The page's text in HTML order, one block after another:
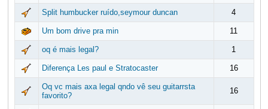
Split humbucker ruído,seymour duncan 4
Um bom drive pra min 11
oq é mais legal? 1
Diferença Les paul e Stratocaster 16
Oq vc mais axa legal qndo vê seu guitarrsta
favorito?
16